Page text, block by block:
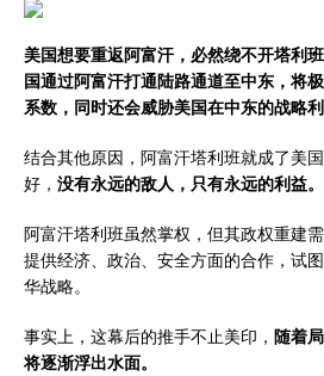
美国想要重返阿富汗，必然绕不开塔利班
国通过阿富汗打通陆路通道至中东，将
系数，同时还会威胁美国在中东的战略利
结合其他原因，阿富汗塔利班就成了美
好， 没有永远的敌人，只有永远的利益。
阿富汗塔利班虽然掌权，但其政权重建
提供经济、政治、安全方面的合作，试
华战略。
事实上，这幕后的推手不止美印， 随着
将逐渐浮出水面。